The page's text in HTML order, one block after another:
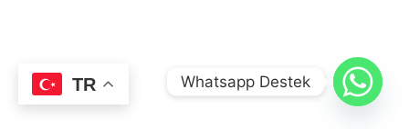
TR Whatsapp Destek